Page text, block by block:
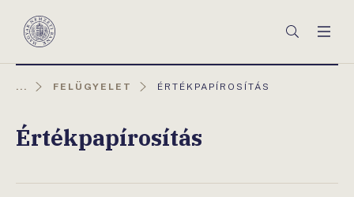
Magyar
Keresés
... FELÜGYELET
AKTUÁLIS
ÉRTÉKPAPÍROSÍTÁS
Értékpapírosítás